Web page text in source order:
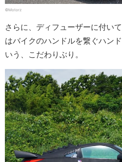
©Motorz
さらに、ディフューザーに付い
はバイクのハンドルを繋ぐハン
いう、こだわりぶり。